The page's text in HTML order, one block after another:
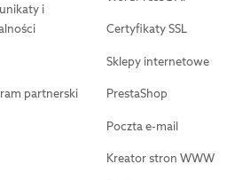
i
partnerski
Certyfikaty SSL
Sklepy internetowe
PrestaShop
Poczta e-mail
Kreator stron WWW